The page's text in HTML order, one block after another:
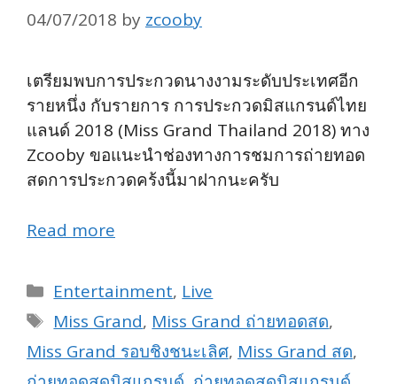
04/07/2018 by zcooby
เตรียมพบการประกวดนางงามระดับประเทศอีก
รายหนึ่ง กับรายการ การประกวดมิสแกรนด์ไทย
แลนด์ 2018 (Miss Grand Thailand 2018) ทาง
Zcooby ขอแนะนำช่องทางการชมการถ่ายทอด
สดการประกวดคร้งนี้มาฝากนะครับ
Read more
Categories
Entertainment, Live
Tags
Miss Grand, Miss Grand ถ่ายทอดสด,
Miss Grand รอบชิงชนะเลิศ, Miss Grand สด,